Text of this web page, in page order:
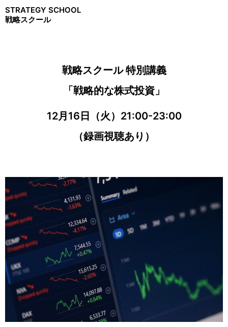
STRATEGY SCHOOL
戦略スクール
戦略スクール 特別講義
「戦略的な株式投資」
12月16日（火）21:00-23:00
（録画視聴あり）